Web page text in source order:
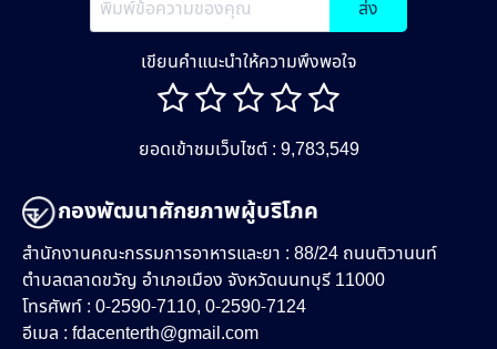
ส่ง
เขียนคำแนะนำให้ความพึงพอใจ
ยอดเข้าชมเว็บไซต์ : 9,783,549
กองพัฒนาศักยภาพผู้บริโภค
สำนักงานคณะกรรมการอาหารและยา : 88/24 ถนนติวานนท์
ตำบลตลาดขวัญ อำเภอเมือง จังหวัดนนทบุรี 11000
โทรศัพท์ : 0-2590-7110, 0-2590-7124
อีเมล : fdacenterth@gmail.com